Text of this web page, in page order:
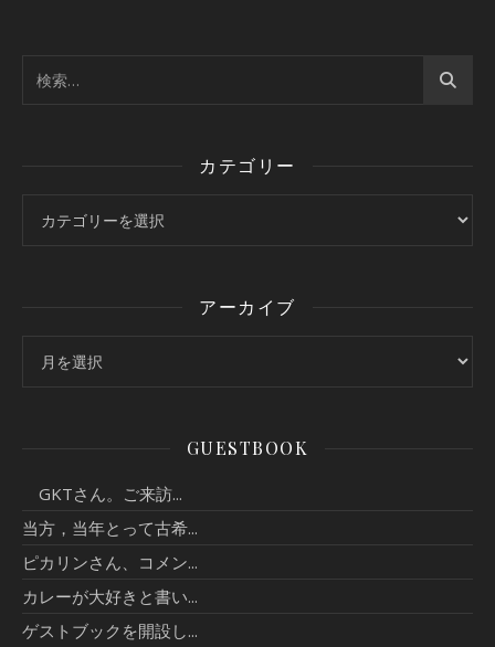
カテゴリー
アーカイブ
GUESTBOOK
GKTさん。ご来訪...
当方，当年とって古希...
ピカリンさん、コメン...
カレーが大好きと書い...
ゲストブックを開設し...